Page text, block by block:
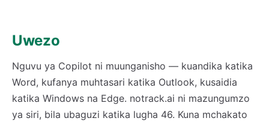
Uwezo
Nguvu ya Copilot ni muunganisho — kuandika katika
Word, kufanya muhtasari katika Outlook, kusaidia
katika Windows na Edge. notrack.ai ni mazungumzo
ya siri, bila ubaguzi katika lugha 46. Kuna mchakato